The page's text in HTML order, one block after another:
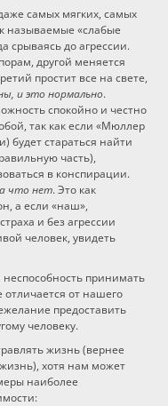
самых мягких, самых
называемые «слабые
срываясь до агрессии.
другой меняется
простит все на свете,
и это нормально.
спокойно и честно
так как если «Мюллер
будет стараться найти
часть),
в конспирации.
что нет. Это как
а если «наш»,
и без агрессии
человек, увидеть
принимать
отличается от нашего
предоставить
человеку.
жизнь (вернее
хотя нам может
наиболее